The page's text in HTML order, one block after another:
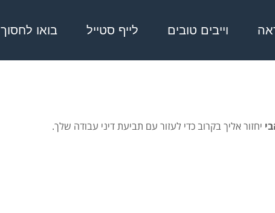
וייבים טובים לייף סטייל בואו לחסוך
יחזור אליך בקרוב כדי לעזור עם תביעת דיני עבודה שלך.